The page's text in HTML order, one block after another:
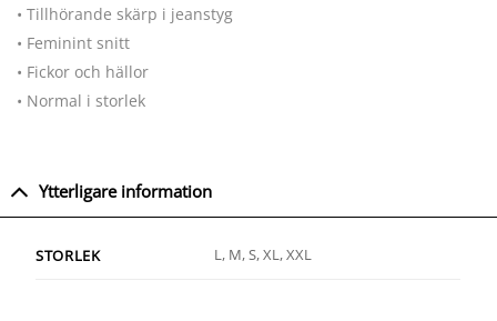
• Tillhörande skärp i jeanstyg
• Feminint snitt
• Fickor och hällor
• Normal i storlek
Ytterligare information
STORLEK L, M, S, XL, XXL